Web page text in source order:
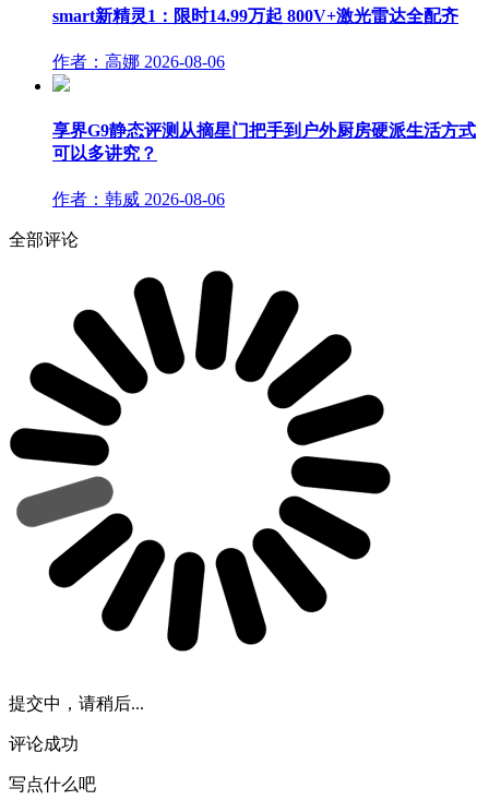
smart新精灵1：限时14.99万起 800V+激光雷达全配齐
作者：高娜 2026-08-06
享界G9静态评测从摘星门把手到户外厨房硬派生活方式
可以多讲究？
作者：韩威 2026-08-06
全部评论
提交中，请稍后...
评论成功
写点什么吧